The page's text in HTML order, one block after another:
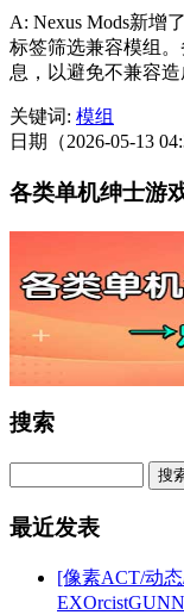
A: Nexus Mods新增
标签筛选兼容模组
息，以避免不兼容造
关键词: 模组
日期（2026-05-13
各类单机绅士游
搜索
最近发表
[像素ACT/动